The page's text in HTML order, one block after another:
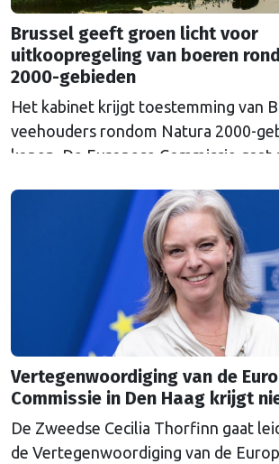
Brussel geeft groen licht voor
uitkoopregeling van boeren
2000-gebieden
Het kabinet krijgt toestemming van
veehouders rondom Natura 2000-
kopen. De Europese Commissie
Vertegenwoordiging van de
Commissie in Den Haag krijgt
De Zweedse Cecilia Thorfinn gaat
de Vertegenwoordiging van de